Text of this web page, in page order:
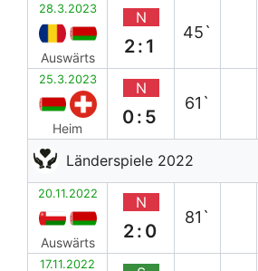
28.3.2023
Auswärts
N
2:1
45`
25.3.2023
Heim
N
0:5
61`
Länderspiele 2022
20.11.2022
Auswärts
N
2:0
81`
17.11.2022